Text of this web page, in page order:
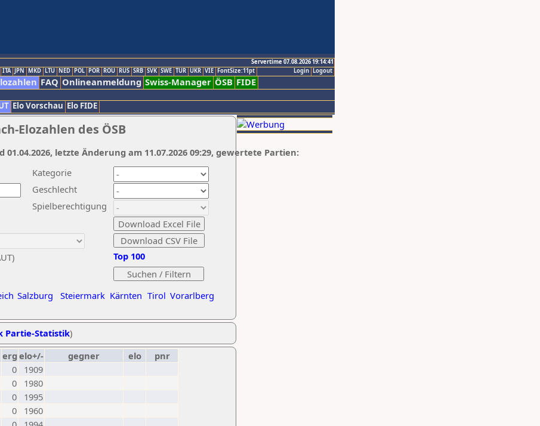
Servertime 07.08.2026 19:14:41
Logout
Login
ITA JPN MKD LTU NED POL POR ROU RUS SRB SVK SWE TUR UKR VIE FontSize:11pt
FAQ Onlineanmeldung Swiss-Manager ÖSB FIDE
Elo Vorschau Elo FIDE
Elozahlen des ÖSB
Kategorie
Geschlecht
Spielberechtigung
Salzburg Steiermark Kärnten Tirol Vorarlberg
Top 100
01.04.2026, letzte Änderung am 11.07.2026 09:29, gewertete Partien:
Partie-Statistik)
erg elo+/- gegner elo
pnr
0
1909
0
1980
0
1995
0
1960